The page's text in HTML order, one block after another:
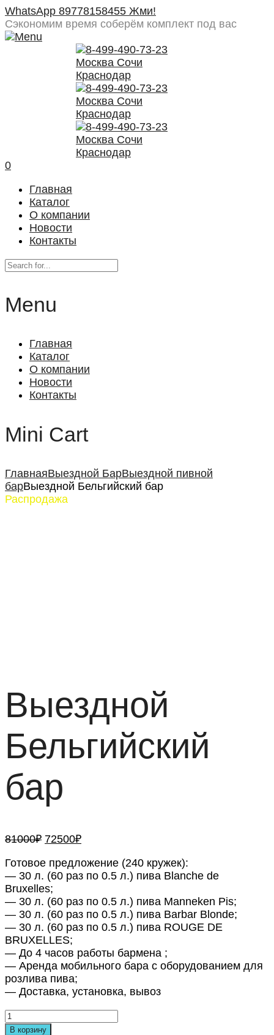
WhatsApp 89778158455 Жми!
Сэкономим время соберём комплект под вас
0
Главная
Каталог
О компании
Новости
Контакты
Menu
Главная
Каталог
О компании
Новости
Контакты
Mini Cart
ГлавнаяВыездной БарВыездной пивной
барВыездной Бельгийский бар
Распродажа
Выездной
Бельгийский
бар
81000₽ Первоначальная
составляла
81000₽.
72500₽Текущая
72500₽.
Готовое предложение (240 кружек):
— 30 л. (60 раз по 0.5 л.) пива Blanche de
Bruxelles;
— 30 л. (60 раз по 0.5 л.) пива Manneken Pis;
— 30 л. (60 раз по 0.5 л.) пива Barbar Blonde;
— 30 л. (60 раз по 0.5 л.) пива ROUGE DE
BRUXELLES;
— До 4 часов работы бармена ;
— Аренда мобильного бара с оборудованием для
розлива пива;
— Доставка, установка, вывоз
В корзину